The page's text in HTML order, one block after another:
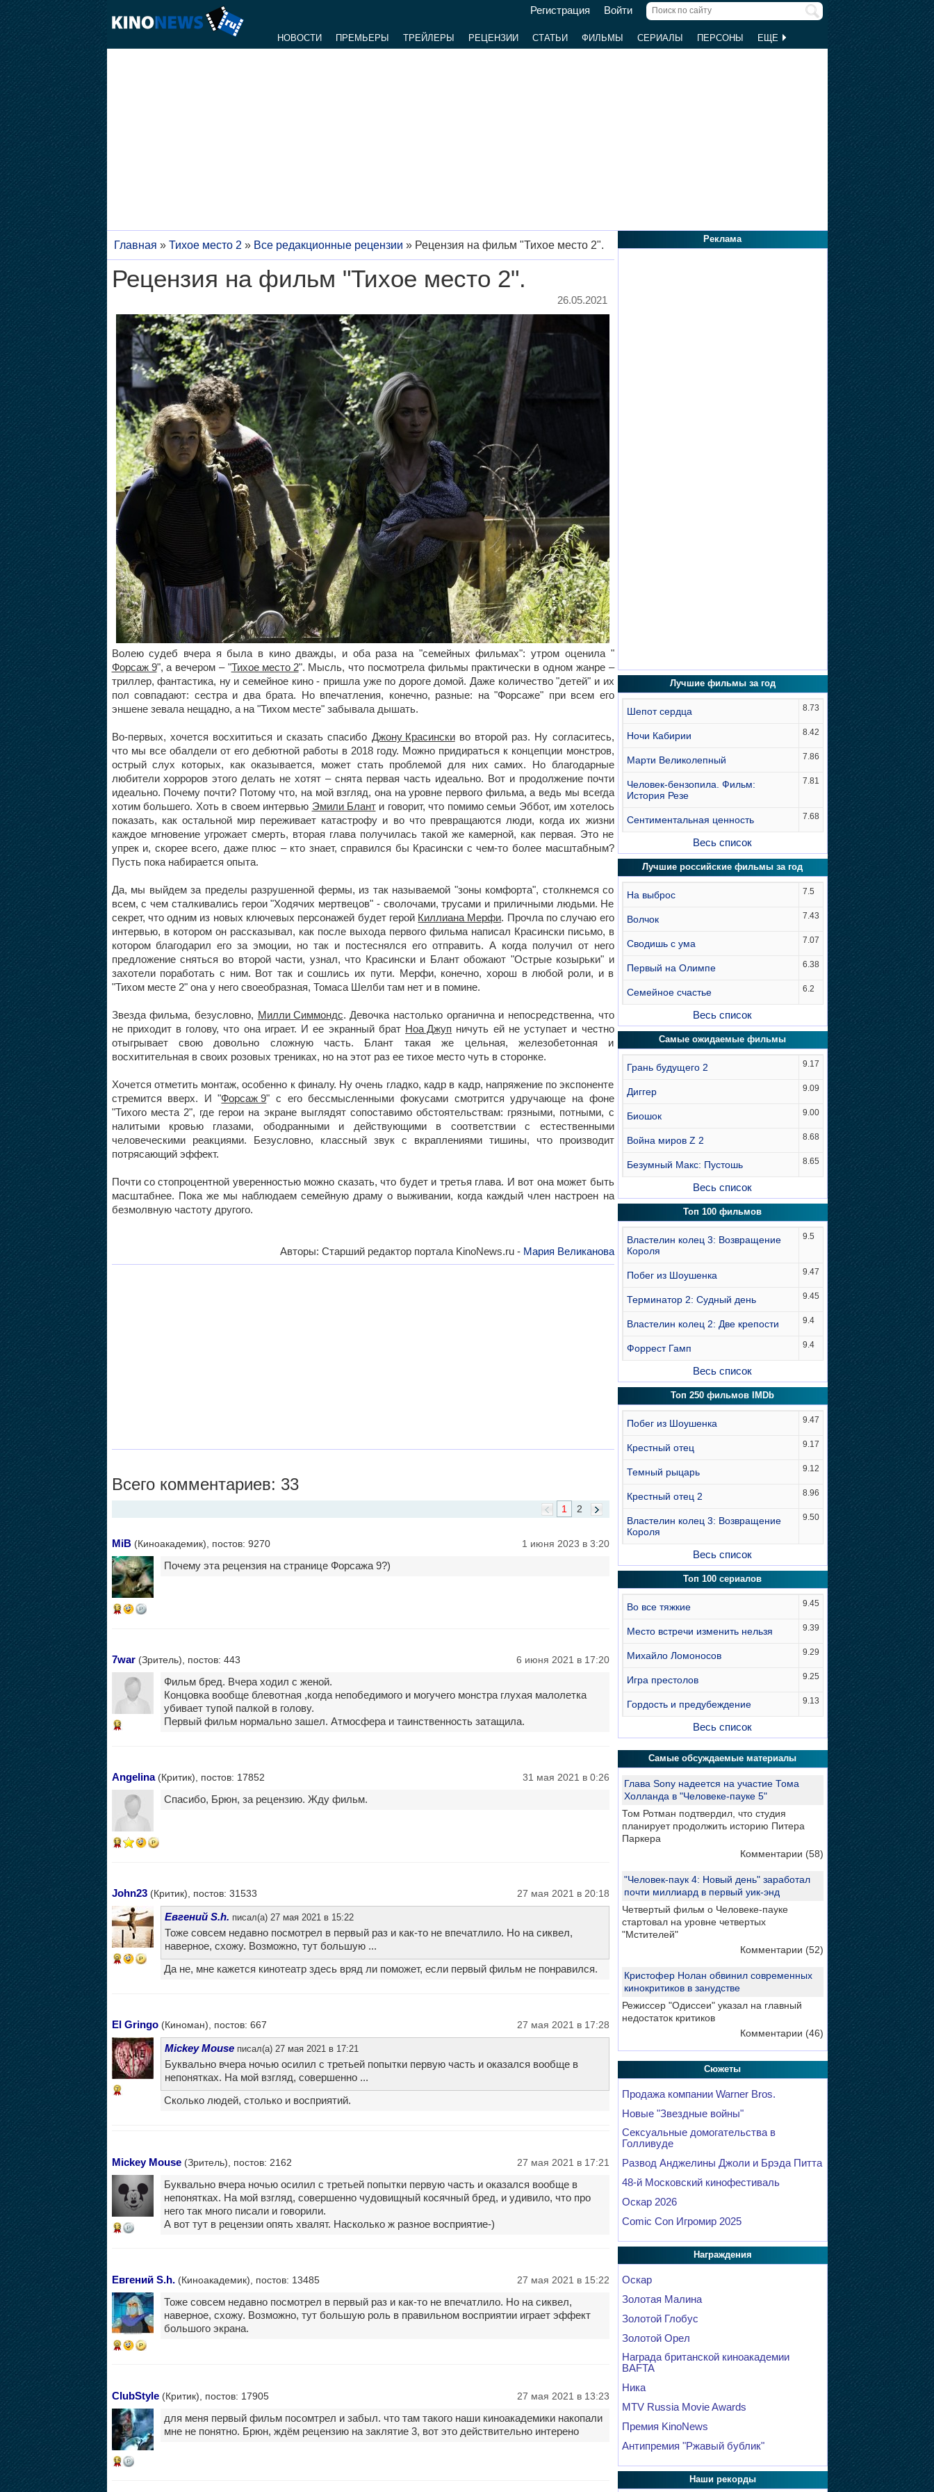
Регистрация Войти
НОВОСТИ ПРЕМЬЕРЫ ТРЕЙЛЕРЫ РЕЦЕНЗИИ СТАТЬИ ФИЛЬМЫ СЕРИАЛЫ ПЕРСОНЫ ЕЩЕ
Главная » Тихое место 2 » Все редакционные рецензии » Рецензия на фильм "Тихое место 2".
Рецензия на фильм "Тихое место 2".
26.05.2021
Волею судеб вчера я была в кино дважды, и оба раза на "семейных фильмах": утром оценила "
Форсаж 9", а вечером – "Тихое место 2". Мысль, что посмотрела фильмы практически в одном жанре –
триллер, фантастика, ну и семейное кино - пришла уже по дороге домой. Даже количество "детей" и их
пол совпадают: сестра и два брата. Но впечатления, конечно, разные: на "Форсаже" при всем его
эншене зевала нещадно, а на "Тихом месте" забывала дышать.
Во-первых, хочется восхититься и сказать спасибо Джону Красинскиво второй раз. Ну согласитесь,
что мы все обалдели от его дебютной работы в 2018 году. Можно придираться к концепции монстров,
острый слух которых, как оказывается, может стать проблемой для них самих. Но благодарные
любители хорроров этого делать не хотят – снята первая часть идеально. Вот и продолжение почти
идеально. Почему почти? Потому что, на мой взгляд, она на уровне первого фильма, а ведь мы всегда
хотим большего. Хоть в своем интервью Эмили Бланти говорит, что помимо семьи Эббот, им хотелось
показать, как остальной мир переживает катастрофу и во что превращаются люди, когда их жизни
каждое мгновение угрожает смерть, вторая глава получилась такой же камерной, как первая. Это не
упрек и, скорее всего, даже плюс – кто знает, справился бы Красински с чем-то более масштабным?
Пусть пока набирается опыта.
Да, мы выйдем за пределы разрушенной фермы, из так называемой "зоны комфорта", столкнемся со
всем, с чем сталкивались герои "Ходячих мертвецов" - сволочами, трусами и приличными людьми. Не
секрет, что одним из новых ключевых персонажей будет герой Киллиана Мерфи. Прочла по случаю его
интервью, в котором он рассказывал, как после выхода первого фильма написал Красински письмо, в
котором благодарил его за эмоции, но так и постеснялся его отправить. А когда получил от него
предложение сняться во второй части, узнал, что Красински и Блант обожают "Острые козырьки" и
захотели поработать с ним. Вот так и сошлись их пути. Мерфи, конечно, хорош в любой роли, и в
"Тихом месте 2" она у него своеобразная, Томаса Шелби там нет и в помине.
Звезда фильма, безусловно, Милли Симмондс. Девочка настолько органична и непосредственна, что
не приходит в голову, что она играет. И ее экранный брат Ноа Джуп ничуть ей не уступает и честно
отыгрывает свою довольно сложную часть. Блант такая же цельная, железобетонная и
восхитительная в своих розовых трениках, но на этот раз ее тихое место чуть в сторонке.
Хочется отметить монтаж, особенно к финалу. Ну очень гладко, кадр в кадр, напряжение по экспоненте
стремится вверх. И "Форсаж 9" с его бессмысленными фокусами смотрится удручающе на фоне
"Тихого места 2", где герои на экране выглядят сопоставимо обстоятельствам: грязными, потными, с
налитыми кровью глазами, ободранными и действующими в соответствии с естественными
человеческими реакциями. Безусловно, классный звук с вкраплениями тишины, что производит
потрясающий эффект.
Почти со стопроцентной уверенностью можно сказать, что будет и третья глава. И вот она может быть
масштабнее. Пока же мы наблюдаем семейную драму о выживании, когда каждый член настроен на
безмолвную частоту другого.
Авторы: Старший редактор портала KinoNews.ru - Мария Великанова
Всего комментариев: 33
2
1
MiB(Киноакадемик), постов: 9270 1 июня 2023 в 3:20
13
Почему эта рецензия на странице Форсажа 9?)
7war(Зритель), постов: 443 6 июня 2021 в 17:20
13
Фильм бред. Вчера ходил с женой.
Концовка вообще блевотная ,когда непобедимого и могучего монстра глухая малолетка
убивает тупой палкой в голову.
Первый фильм нормально зашел. Атмосфера и таинственность затащила.
Angelina(Критик), постов: 17852 31 мая 2021 в 0:26
13
Спасибо, Брюн, за рецензию. Жду фильм.
John23(Критик), постов: 31533 27 мая 2021 в 20:18
9
Евгений S.h. писал(а) 27 мая 2021 в 15:22
Тоже совсем недавно посмотрел в первый раз и как-то не впечатлило. Но на сиквел,
наверное, схожу. Возможно, тут большую ...
Да не, мне кажется кинотеатр здесь вряд ли поможет, если первый фильм не понравился.
El Gringo(Киноман), постов: 667 27 мая 2021 в 17:28
7
Mickey Mouseписал(а) 27 мая 2021 в 17:21
Буквально вчера ночью осилил с третьей попытки первую часть и оказался вообще в
непонятках. На мой взгляд, совершенно ...
Сколько людей, столько и восприятий.
Mickey Mouse(Зритель), постов: 2162 27 мая 2021 в 17:21
13
Буквально вчера ночью осилил с третьей попытки первую часть и оказался вообще в
непонятках. На мой взгляд, совершенно чудовищный косячный бред, и удивило, что про
него так много писали и говорили.
А вот тут в рецензии опять хвалят. Насколько ж разное восприятие-)
Евгений S.h.(Киноакадемик), постов: 13485 27 мая 2021 в 15:22
9
Тоже совсем недавно посмотрел в первый раз и как-то не впечатлило. Но на сиквел,
наверное, схожу. Возможно, тут большую роль в правильном восприятии играет эффект
большого экрана.
ClubStyle(Критик), постов: 17905 27 мая 2021 в 13:23
15
для меня первый фильм посомтрел и забыл. что там такого наши киноакадемики накопали
мне не понятно. Брюн, ждём рецензию на заклятие 3, вот это действительно интерено
Реклама
Лучшие фильмы за год
Шепот сердца 8.73
Ночи Кабирии 8.42
Марти Великолепный 7.86
Человек-бензопила. Фильм:
История Резе
7.81
Сентиментальная ценность 7.68
Весь список
Лучшие российские фильмы за год
На выброс 7.5
Волчок 7.43
Сводишь с ума 7.07
Первый на Олимпе 6.38
Семейное счастье 6.2
Весь список
Самые ожидаемые фильмы
Грань будущего 2 9.17
Диггер 9.09
Биошок 9.00
Война миров Z 2 8.68
Безумный Макс: Пустошь 8.65
Весь список
Топ 100 фильмов
Властелин колец 3: Возвращение
Короля
9.5
Побег из Шоушенка 9.47
Терминатор 2: Судный день 9.45
Властелин колец 2: Две крепости 9.4
Форрест Гамп 9.4
Весь список
Топ 250 фильмов IMDb
Побег из Шоушенка 9.47
Крестный отец 9.17
Темный рыцарь 9.12
Крестный отец 2 8.96
Властелин колец 3: Возвращение
Короля
9.50
Весь список
Топ 100 сериалов
Во все тяжкие 9.45
Место встречи изменить нельзя 9.39
Михайло Ломоносов 9.29
Игра престолов 9.25
Гордость и предубеждение 9.13
Весь список
Самые обсуждаемые материалы
Глава Sony надеется на участие Тома
Холланда в "Человеке-пауке 5"
Том Ротман подтвердил, что студия
планирует продолжить историю Питера
Паркера
Комментарии (58)
"Человек-паук 4: Новый день" заработал
почти миллиард в первый уик-энд
Четвертый фильм о Человеке-пауке
стартовал на уровне четвертых
"Мстителей"
Комментарии (52)
Кристофер Нолан обвинил современных
кинокритиков в занудстве
Режиссер "Одиссеи" указал на главный
недостаток критиков
Комментарии (46)
Сюжеты
Продажа компании Warner Bros.
Новые "Звездные войны"
Сексуальные домогательства в
Голливуде
Развод Анджелины Джоли и Брэда Питта
48-й Московский кинофестиваль
Оскар 2026
Comic Con Игромир 2025
Награждения
Оскар
Золотая Малина
Золотой Глобус
Золотой Орел
Награда британской киноакадемии
BAFTA
Ника
MTV Russia Movie Awards
Премия KinoNews
Антипремия "Ржавый бублик"
Наши рекорды